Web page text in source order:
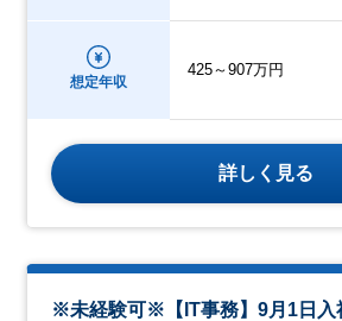
想定年収
425～907万円
詳しく見る
※未経験可※【IT事務】9月1日入